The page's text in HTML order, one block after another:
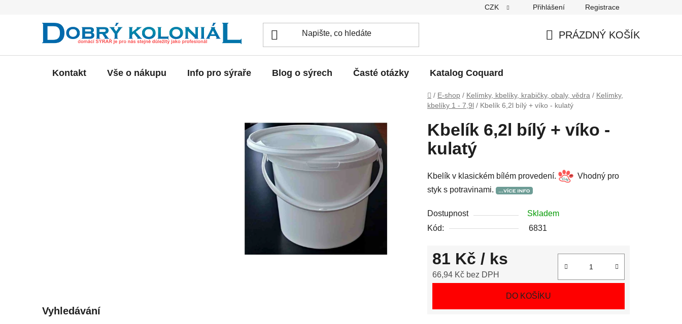
CZK Přihlášení Registrace
PRÁZDNÝ KOŠÍK
Kontakt Vše o nákupu Info pro sýraře Blog o sýrech Časté otázky Katalog Coquard
Domů
/ E-shop / Kelímky, kbelíky, krabičky, obaly, vědra / Kelímky,
kbelíky 1 - 7,9l / Kbelík 6,2l bílý + víko - kulatý
Vyhledávání
Kbelík 6,2l bílý + víko -
kulatý
Kbelík v klasickém bílém provedení.
Vhodný pro
styk s potravinami.
Dostupnost
Skladem
Kód:
6831
81 Kč / ks
66,94 Kč bez DPH
DO KOŠÍKU